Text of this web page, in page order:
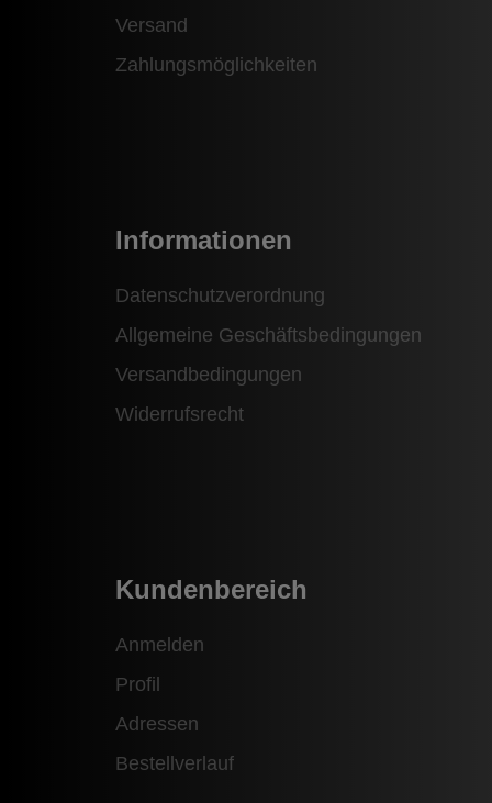
Versand
Zahlungsmöglichkeiten
Informationen
Datenschutzverordnung
Allgemeine Geschäftsbedingungen
Versandbedingungen
Widerrufsrecht
Kundenbereich
Anmelden
Profil
Adressen
Bestellverlauf